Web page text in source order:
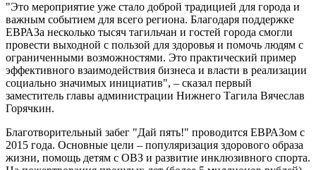
"Это мероприятие уже стало доброй традицией для города и
важным событием для всего региона. Благодаря поддержке
ЕВРАЗа несколько тысяч тагильчан и гостей города смогли
провести выходной с пользой для здоровья и помочь людям с
ограниченными возможностями. Это практический пример
эффективного взаимодействия бизнеса и власти в реализации
социально значимых инициатив", – сказал первый
заместитель главы администрации Нижнего Тагила Вячеслав
Горячкин.
Благотворительный забег "Дай пять!" проводится ЕВРАЗом с
2015 года. Основные цели – популяризация здорового образа
жизни, помощь детям с ОВЗ и развитие инклюзивного спорта.